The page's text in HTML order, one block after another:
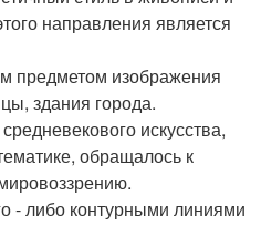
направления является
предметом изображения
здания города.
искусства,
обращалось к
- либо контурными линиями